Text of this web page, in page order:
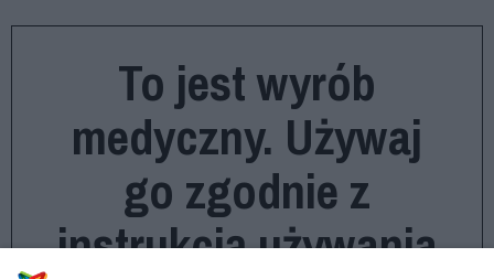
To jest wyrób
medyczny. Używaj
go zgodnie z
instrukcją używania